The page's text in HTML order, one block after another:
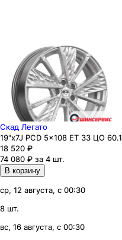
Скад Легато
19"x7J PCD 5x108 ЕТ 33 ЦО 60.1
18 520 ₽
74 080 ₽ за 4 шт.
В корзину
ср, 12 августа, с 00:30
8 шт.
вс, 16 августа, с 00:30